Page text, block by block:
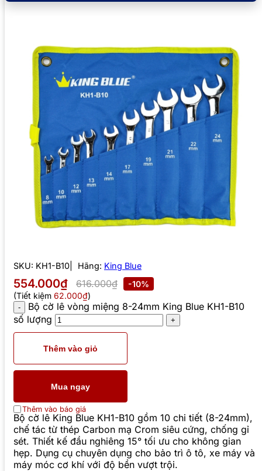
SKU: KH1-B10 Hãng: King Blue
554.000₫ 616.000₫
-10%
(Tiết kiệm 62.000₫)
Bộ cờ lê vòng miệng 8-24mm King Blue KH1-B10
số lượng
Thêm vào giỏ
Mua ngay
Thêm vào báo giá
Bộ cờ lê King Blue KH1-B10 gồm 10 chi tiết (8-24mm),
chế tác từ thép Carbon mạ Crom siêu cứng, chống gỉ
sét. Thiết kế đầu nghiêng 15° tối ưu cho không gian
hẹp. Dụng cụ chuyên dụng cho bảo trì ô tô, xe máy và
máy móc cơ khí với độ bền vượt trội.